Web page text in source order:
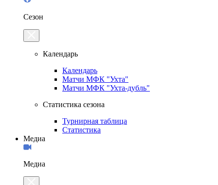
Сезон
Календарь
Календарь
Матчи МФК "Ухта"
Матчи МФК "Ухта-дубль"
Статистика сезона
Турнирная таблица
Статистика
Медиа
Медиа